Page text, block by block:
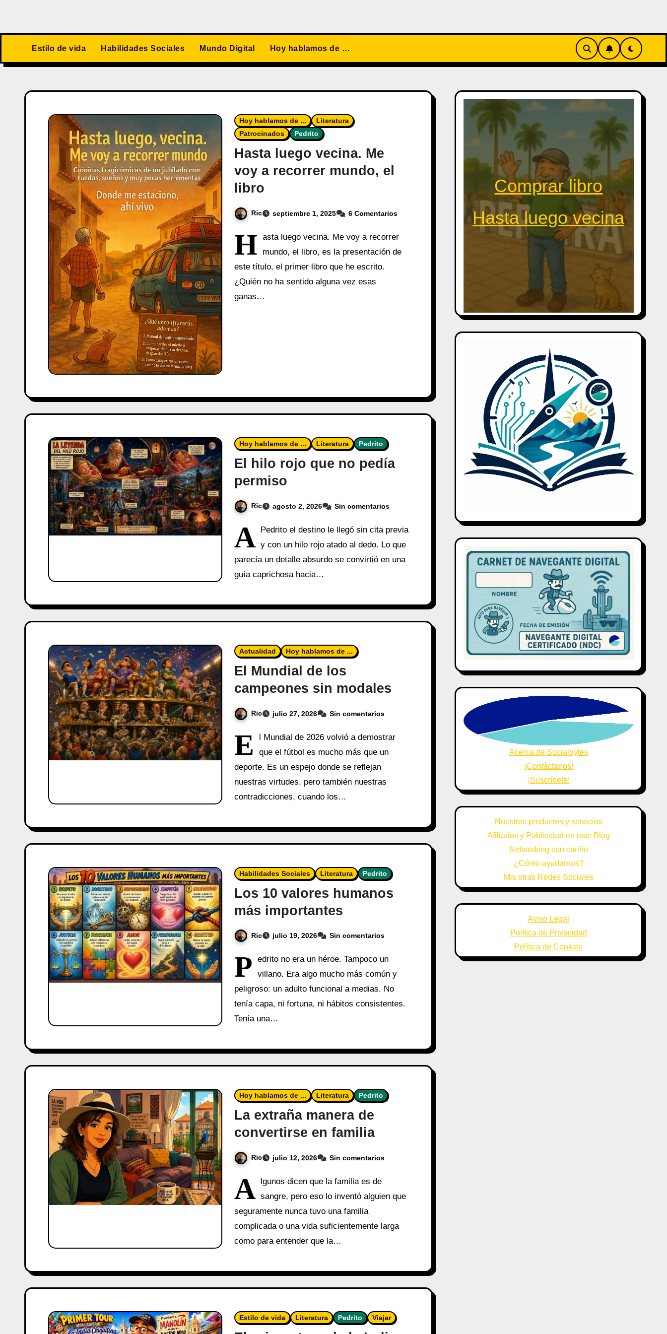
Estilo de vida Habilidades Sociales Mundo Digital Hoy hablamos de …
Hoy hablamos de ...
Literatura
Patrocinados
Pedrito
Hasta luego vecina. Me
voy a recorrer mundo, el
libro
Ric septiembre 1, 2025 6 Comentarios
H asta luego vecina. Me voy a recorrer
mundo, el libro, es la presentación de
este título, el primer libro que he escrito.
¿Quién no ha sentido alguna vez esas
ganas…
Hoy hablamos de ... Literatura Pedrito
El hilo rojo que no pedía
permiso
Ric agosto 2, 2026 Sin comentarios
A Pedrito el destino le llegó sin cita previa
y con un hilo rojo atado al dedo. Lo que
parecía un detalle absurdo se convirtió en una
guía caprichosa hacia…
Actualidad Hoy hablamos de ...
El Mundial de los
campeones sin modales
Ric julio 27, 2026 Sin comentarios
E
l Mundial de 2026 volvió a demostrar
que el fútbol es mucho más que un
deporte. Es un espejo donde se reflejan
nuestras virtudes, pero también nuestras
contradicciones, cuando los…
Habilidades Sociales Literatura Pedrito
Los 10 valores humanos
más importantes
Ric julio 19, 2026 Sin comentarios
P
edrito no era un héroe. Tampoco un
villano. Era algo mucho más común y
peligroso: un adulto funcional a medias. No
tenía capa, ni fortuna, ni hábitos consistentes.
Tenía una…
Hoy hablamos de ... Literatura Pedrito
La extraña manera de
convertirse en familia
Ric julio 12, 2026 Sin comentarios
A
lgunos dicen que la familia es de
sangre, pero eso lo inventó alguien que
seguramente nunca tuvo una familia
complicada o una vida suficientemente larga
como para entender que la…
Estilo de vida Literatura Pedrito Viajar
Comprar libro
Hasta luego vecina
Acerca de Socialbytes
¡Contáctanos!
¡Suscríbete!
Nuestros productos y servicios
Afiliados y Publicidad en este Blog
Networking con cariño
¿Cómo ayudarnos?
Mis otras Redes Sociales
Aviso Legal
Política de Privacidad
Política de Cookies